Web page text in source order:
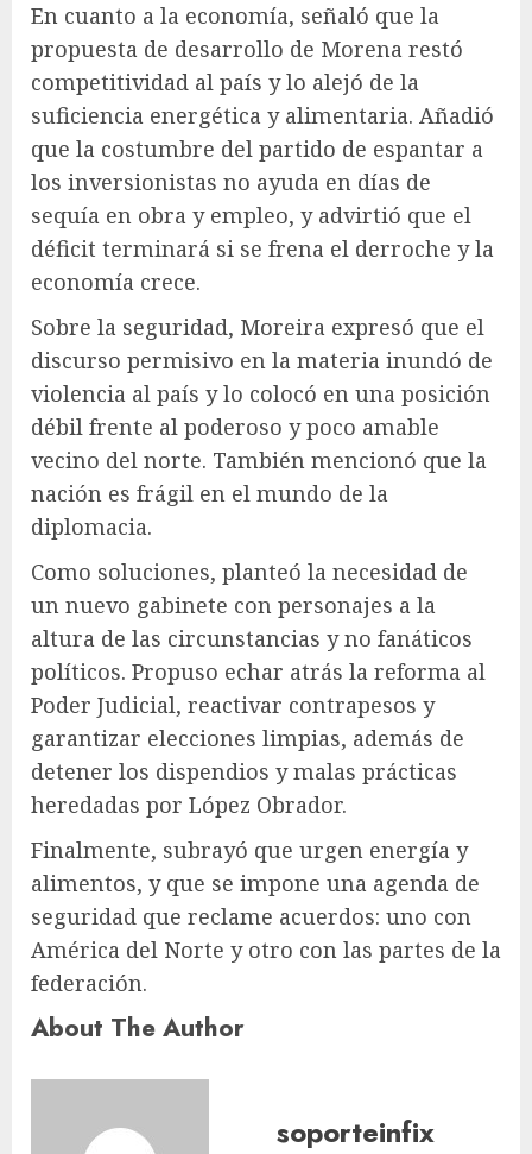
En cuanto a la economía, señaló que la
propuesta de desarrollo de Morena restó
competitividad al país y lo alejó de la
suficiencia energética y alimentaria. Añadió
que la costumbre del partido de espantar a
los inversionistas no ayuda en días de
sequía en obra y empleo, y advirtió que el
déficit terminará si se frena el derroche y la
economía crece.
Sobre la seguridad, Moreira expresó que el
discurso permisivo en la materia inundó de
violencia al país y lo colocó en una posición
débil frente al poderoso y poco amable
vecino del norte. También mencionó que la
nación es frágil en el mundo de la
diplomacia.
Como soluciones, planteó la necesidad de
un nuevo gabinete con personajes a la
altura de las circunstancias y no fanáticos
políticos. Propuso echar atrás la reforma al
Poder Judicial, reactivar contrapesos y
garantizar elecciones limpias, además de
detener los dispendios y malas prácticas
heredadas por López Obrador.
Finalmente, subrayó que urgen energía y
alimentos, y que se impone una agenda de
seguridad que reclame acuerdos: uno con
América del Norte y otro con las partes de la
federación.
About The Author
soporteinfix